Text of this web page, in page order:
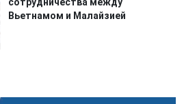
Вьетнамом и Малайзией